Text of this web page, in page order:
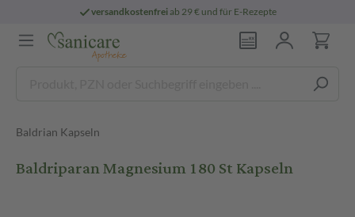
versandkostenfreiab 29 € und für E-Rezepte
Baldrian Kapseln
Baldriparan Magnesium 180 St Kapseln